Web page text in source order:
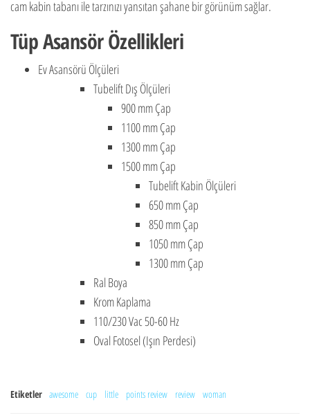
cam kabin tabanı ile tarzınızı yansıtan şahane bir görünüm sağlar.
Tüp Asansör Özellikleri
Ev Asansörü Ölçüleri
Tubelift Dış Ölçüleri
900 mm Çap
1100 mm Çap
1300 mm Çap
1500 mm Çap
Tubelift Kabin Ölçüleri
650 mm Çap
850 mm Çap
1050 mm Çap
1300 mm Çap
Ral Boya
Krom Kaplama
110/230 Vac 50-60 Hz
Oval Fotosel (Işın Perdesi)
Etiketler awesome cup little points review review woman